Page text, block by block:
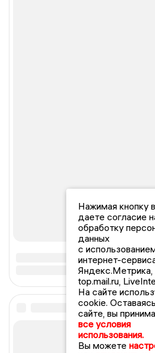
Нажимая кнопку
даете согласие
обработку
данных
с
интернет-
Яндекс.Метрика,
top.mail.ru,
На сайте
cookie.
сайте, вы
все условия
использования.
Вы можете